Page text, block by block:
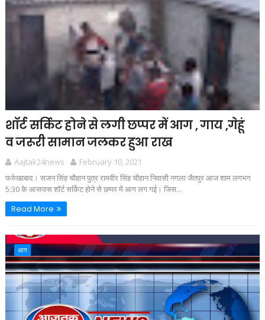
शॉर्ट सर्किट होने से लगी छप्पर में आग , गाय ,गेहूं
व जरूरी सामान जलकर हुआ राख
Aajtak24news
February 10, 2021
फर्रुखाबाद। सजन सिंह चौहान पुत्र रामवीर सिंह चौहान निवासी नगला जैतपुर आज शाम लगभग
5:30 के आसपास शॉर्ट सर्किट होने से छप्पर में आग लग गई। जिस...
Read More
आग